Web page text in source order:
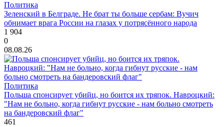
Политика
Зеленский в Белграде. Не брат ты больше сербам: Вучич
обнимает врага России на глазах у потрясённого народа
1 904
0
08.08.26
Политика
Польша спонсирует убийц, но боится их тряпок. Навроцкий:
"Нам не больно, когда гибнут русские - нам больно смотреть
на бандеровский флаг"
461